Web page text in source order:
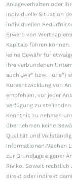
Anlageverhalten oder
individuelle Situation
individuellen
Erwerb von
Kapitals führen können.
keine Gewähr für
ihre verbundenen
auch „wir“ bzw.
Kursentwicklung von
empfehlen, vor jeder
Verfügung zu
Kenntnis zu nehmen
übernehmen keine
Qualität und
Informationen.Machen
zur Grundlage eigener
Risiko. Soweit rechtlich
direkt oder indirekt